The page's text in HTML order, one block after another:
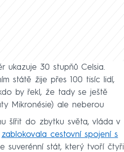
ukazuje 30 stupňů Celsia.
státě žije přes 100 tisíc lidí,
by řekl, že tady se ještě
Mikronésie) ale neberou
šířit do zbytku světa, vláda v
zablokovala cestovní spojení s
suverénní stát, který tvoří čtyři